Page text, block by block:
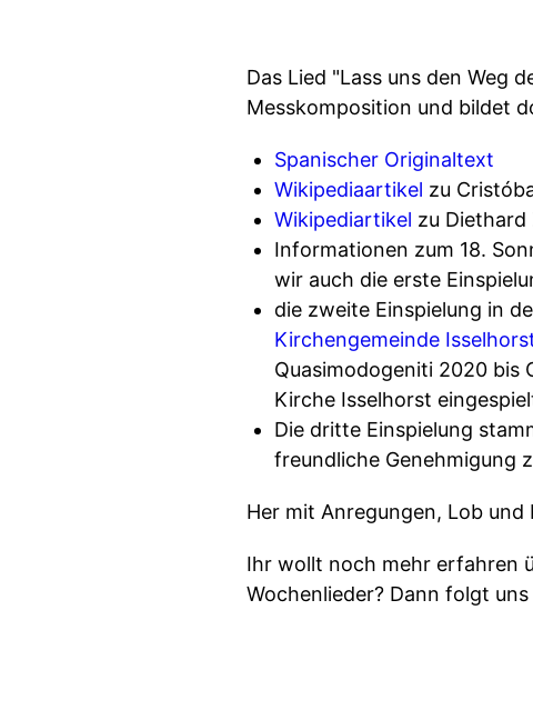
Das Lied "Lass uns den Weg
Messkomposition und bildet
Spanischer Originaltext
Wikipediaartikel zu
Wikipediartikel zu Diethard
Informationen zum 18.
wir auch die erste
die zweite Einspielung in
Kirchengemeinde
Quasimodogeniti 2020 bis
Kirche Isselhorst
Die dritte Einspielung
freundliche Genehmigung
Her mit Anregungen, Lob und
Ihr wollt noch mehr erfahren
Wochenlieder? Dann folgt